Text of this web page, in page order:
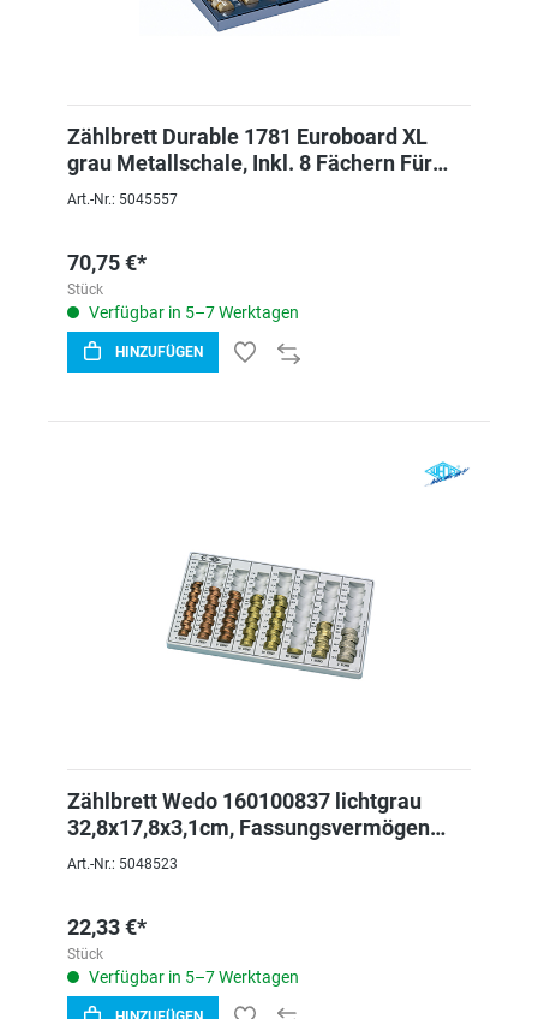
Zählbrett Durable 1781 Euroboard XL
grau Metallschale, Inkl. 8 Fächern Für
Bank
Art.-Nr.: 5045557
70,75 €*
Stück
Verfügbar in 5–7 Werktagen
HINZUFÜGEN
Zählbrett Wedo 160100837 lichtgrau
32,8x17,8x3,1cm, Fassungsvermögen
246,40
Art.-Nr.: 5048523
22,33 €*
Stück
Verfügbar in 5–7 Werktagen